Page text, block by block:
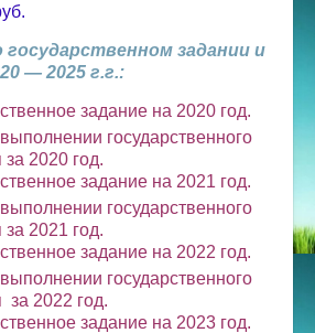
задании и
— 2025 г.г.:
задание на 2020 год.
государственного
за 2020 год.
задание на 2021 год.
государственного
за 2021 год.
задание на 2022 год.
государственного
за 2022 год.
задание на 2023 год.